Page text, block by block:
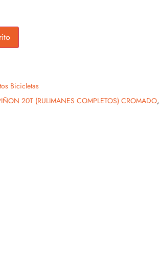
Bicicletas
20T (RULIMANES COMPLETOS) CROMADO,